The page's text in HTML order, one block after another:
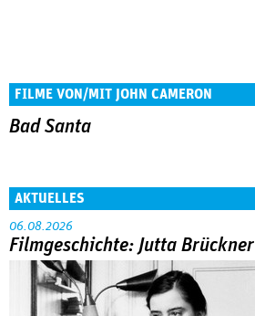
FILME VON/MIT JOHN CAMERON
Bad Santa
AKTUELLES
06.08.2026
Filmgeschichte: Jutta Brückner